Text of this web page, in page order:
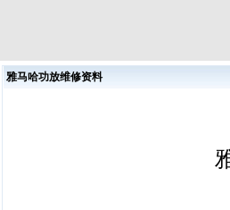
雅马哈功放维修资料